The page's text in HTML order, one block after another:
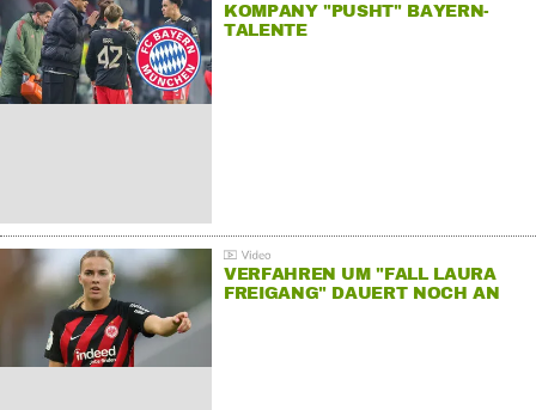
KOMPANY "PUSHT" BAYERN-
TALENTE
VERFAHREN UM "FALL LAURA
FREIGANG" DAUERT NOCH AN